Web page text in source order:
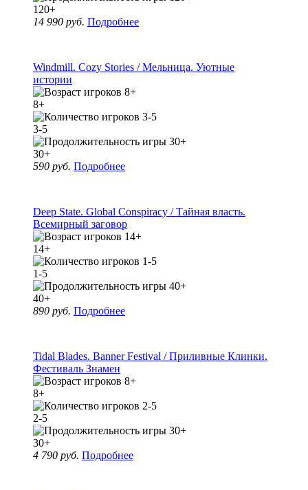
120+
14 990 руб. Подробнее
Windmill. Cozy Stories / Мельница. Уютные
истории
8+
3-5
30+
590 руб. Подробнее
Deep State. Global Conspiracy / Тайная власть.
Всемирный заговор
14+
1-5
40+
890 руб. Подробнее
Tidal Blades. Banner Festival / Приливные Клинки.
Фестиваль Знамен
8+
2-5
30+
4 790 руб. Подробнее